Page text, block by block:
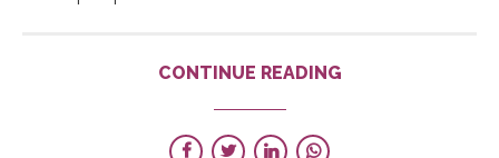
CONTINUE READING